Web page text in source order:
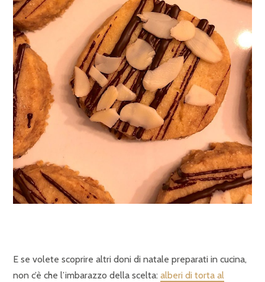
E se volete scoprire altri doni di natale preparati in cucina,
non c’è che l’imbarazzo della scelta: alberi di torta al